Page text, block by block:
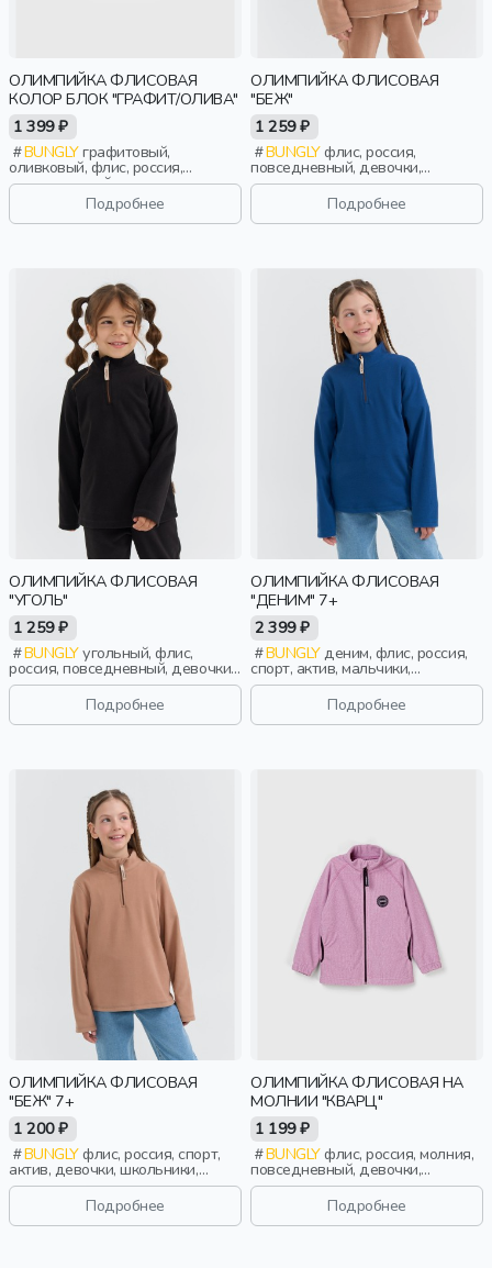
ОЛИМПИЙКА ФЛИСОВАЯ
КОЛОР БЛОК "ГРАФИТ/ОЛИВА"
1 399 ₽
BUNGLYграфитовый,
оливковый, флис, россия,
повседневный, актив, мальчики,
малыши, дошкольники, дети
Подробнее
ОЛИМПИЙКА ФЛИСОВАЯ
"БЕЖ"
1 259 ₽
BUNGLYфлис, россия,
повседневный, девочки,
малыши, дошкольники, дети
Подробнее
ОЛИМПИЙКА ФЛИСОВАЯ
"УГОЛЬ"
1 259 ₽
BUNGLYугольный, флис,
россия, повседневный, девочки,
малыши, дошкольники, дети
Подробнее
ОЛИМПИЙКА ФЛИСОВАЯ
"ДЕНИМ" 7+
2 399 ₽
BUNGLYденим, флис, россия,
спорт, актив, мальчики,
школьники, подростки, дети
Подробнее
ОЛИМПИЙКА ФЛИСОВАЯ
"БЕЖ" 7+
1 200 ₽
BUNGLYфлис, россия, спорт,
актив, девочки, школьники,
подростки, дети
Подробнее
ОЛИМПИЙКА ФЛИСОВАЯ НА
МОЛНИИ "КВАРЦ"
1 199 ₽
BUNGLYфлис, россия, молния,
повседневный, девочки,
малыши, дошкольники, дети
Подробнее